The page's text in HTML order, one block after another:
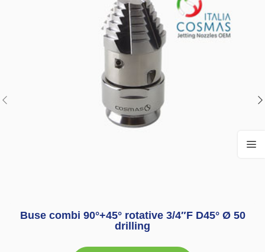
Buse combi 90°+45° rotative 3/4″F D45° Ø 50
drilling